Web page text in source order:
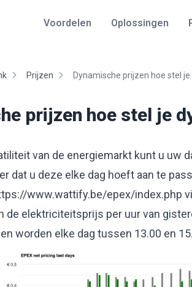
Voordelen Oplossingen
Prijzen Dynamische prijzen hoe stel je
prijzen hoe stel je
van de energiemarkt kunt u uw
dat u deze elke dag hoeft aan te
www.wattify.be/epex/index.php
de elektriciteitsprijs per uur van
worden elke dag tussen 13.00 en